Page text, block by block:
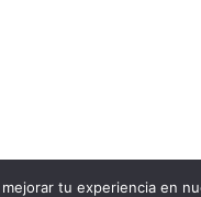
tu experiencia en